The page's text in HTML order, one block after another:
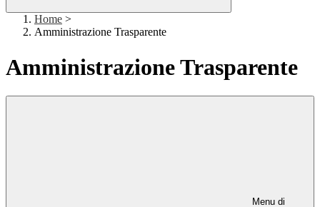
Home >
Amministrazione Trasparente
Amministrazione Trasparente
Menu di